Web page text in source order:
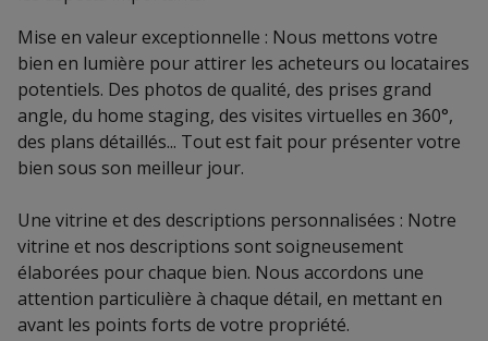
Mise en valeur exceptionnelle : Nous mettons votre
bien en lumière pour attirer les acheteurs ou locataires
potentiels. Des photos de qualité, des prises grand
angle, du home staging, des visites virtuelles en 360°,
des plans détaillés... Tout est fait pour présenter votre
bien sous son meilleur jour.
Une vitrine et des descriptions personnalisées : Notre
vitrine et nos descriptions sont soigneusement
élaborées pour chaque bien. Nous accordons une
attention particulière à chaque détail, en mettant en
avant les points forts de votre propriété.